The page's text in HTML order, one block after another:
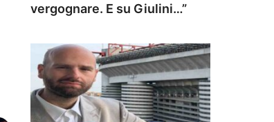
vergognare. E su Giulini…”